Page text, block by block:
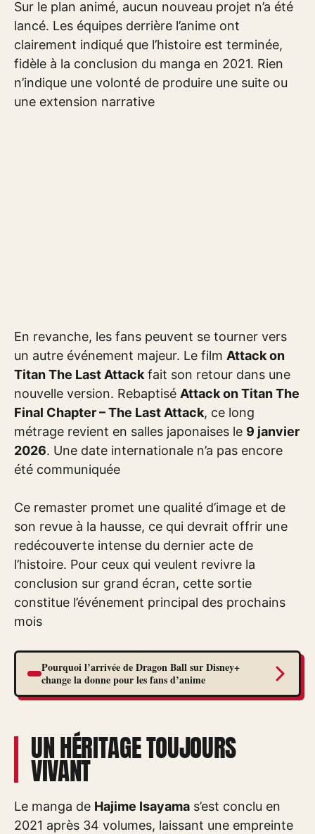
Sur le plan animé, aucun nouveau projet n’a été
lancé. Les équipes derrière l’anime ont
clairement indiqué que l’histoire est terminée,
fidèle à la conclusion du manga en 2021. Rien
n’indique une volonté de produire une suite ou
une extension narrative
En revanche, les fans peuvent se tourner vers
un autre événement majeur. Le film Attack on
Titan The Last Attack fait son retour dans une
nouvelle version. Rebaptisé Attack on Titan The
Final Chapter – The Last Attack, ce long
métrage revient en salles japonaises le 9 janvier
2026. Une date internationale n’a pas encore
été communiquée
Ce remaster promet une qualité d’image et de
son revue à la hausse, ce qui devrait offrir une
redécouverte intense du dernier acte de
l’histoire. Pour ceux qui veulent revivre la
conclusion sur grand écran, cette sortie
constitue l’événement principal des prochains
mois
Pourquoi l’arrivée de Dragon Ball sur Disney+
change la donne pour les fans d’anime
UN HÉRITAGE TOUJOURS
VIVANT
Le manga de Hajime Isayama s’est conclu en
2021 après 34 volumes, laissant une empreinte